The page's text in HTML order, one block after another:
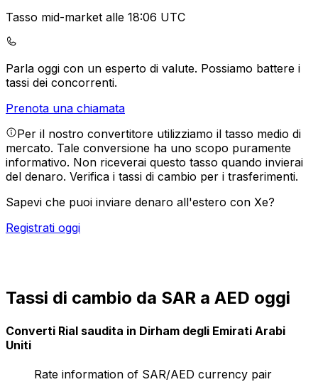
Tasso mid-market alle 18:06 UTC
Parla oggi con un esperto di valute. Possiamo battere i
tassi dei concorrenti.
Prenota una chiamata
Per il nostro convertitore utilizziamo il tasso medio di
mercato. Tale conversione ha uno scopo puramente
informativo. Non riceverai questo tasso quando invierai
del denaro. Verifica i tassi di cambio per i trasferimenti.
Sapevi che puoi inviare denaro all'estero con Xe?
Registrati oggi
Tassi di cambio da SAR a AED oggi
Converti Rial saudita in Dirham degli Emirati Arabi
Uniti
Rate information of SAR/AED currency pair